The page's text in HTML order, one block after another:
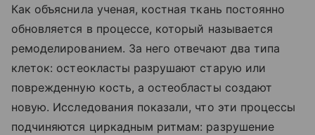
Как объяснила ученая, костная ткань постоянно
обновляется в процессе, который называется
ремоделированием. За него отвечают два типа
клеток: остеокласты разрушают старую или
поврежденную кость, а остеобласты создают
новую. Исследования показали, что эти процессы
подчиняются циркадным ритмам: разрушение